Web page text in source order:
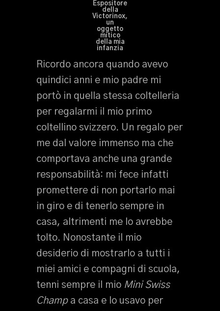
Espositore
della
Victorinox,
un
oggetto
mitico
della mia
infanzia
Ricordo ancora quando avevo
quindici anni e mio padre mi
portò in quella stessa coltelleria
per regalarmi il mio primo
coltellino svizzero. Un regalo per
me dal valore immenso ma che
comportava anche una grande
responsabilità: mi fece infatti
promettere di non portarlo mai
in giro e di tenerlo sempre in
casa, altrimenti me lo avrebbe
tolto. Nonostante il mio
desiderio di mostrarlo a tutti i
miei amici e compagni di scuola,
tenni sempre il mio Mini Swiss
Champ a casa e lo usavo per